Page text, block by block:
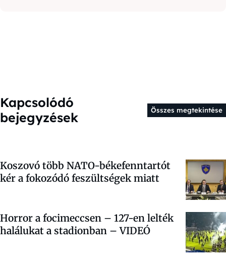
Kapcsolódó
bejegyzések
Összes megtekintése
Koszovó több NATO-békefenntartót
kér a fokozódó feszültségek miatt
Horror a focimeccsen – 127-en lelték
halálukat a stadionban – VIDEÓ